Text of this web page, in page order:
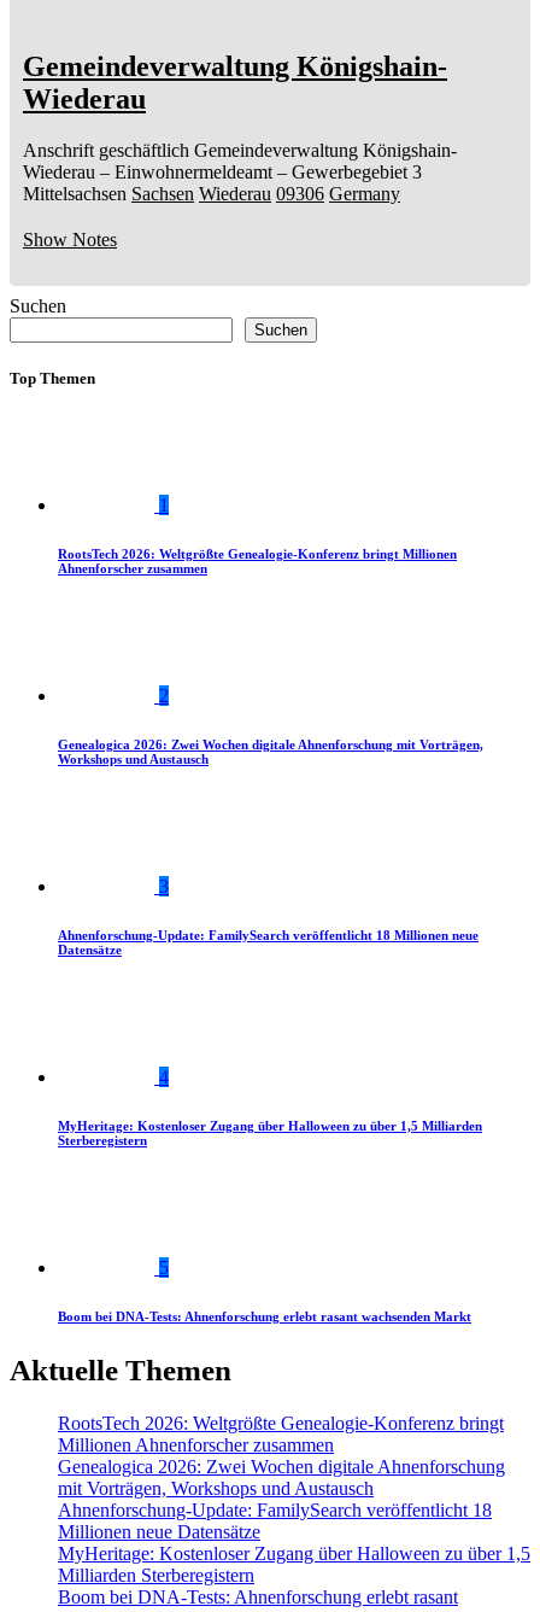
Gemeindeverwaltung Königshain-
Wiederau
Anschrift geschäftlich Gemeindeverwaltung Königshain-
Wiederau – Einwohnermeldeamt – Gewerbegebiet 3
Mittelsachsen Sachsen Wiederau 09306 Germany
Show Notes
Suchen
Suchen
Top Themen
1
RootsTech 2026: Weltgrößte Genealogie-Konferenz bringt Millionen
Ahnenforscher zusammen
2
Genealogica 2026: Zwei Wochen digitale Ahnenforschung mit Vorträgen,
Workshops und Austausch
3
Ahnenforschung-Update: FamilySearch veröffentlicht 18 Millionen neue
Datensätze
4
MyHeritage: Kostenloser Zugang über Halloween zu über 1,5 Milliarden
Sterberegistern
5
Boom bei DNA-Tests: Ahnenforschung erlebt rasant wachsenden Markt
Aktuelle Themen
RootsTech 2026: Weltgrößte Genealogie-Konferenz bringt
Millionen Ahnenforscher zusammen
Genealogica 2026: Zwei Wochen digitale Ahnenforschung
mit Vorträgen, Workshops und Austausch
Ahnenforschung-Update: FamilySearch veröffentlicht 18
Millionen neue Datensätze
MyHeritage: Kostenloser Zugang über Halloween zu über 1,5
Milliarden Sterberegistern
Boom bei DNA-Tests: Ahnenforschung erlebt rasant